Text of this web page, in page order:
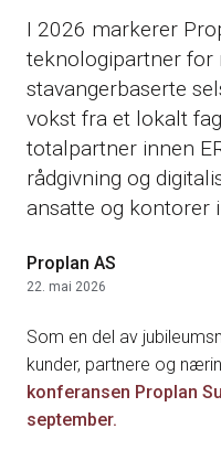
I 2026 markerer
teknologipartner
stavangerbaserte
vokst fra et lokalt
totalpartner innen
rådgivning og
ansatte og kontorer
Proplan AS
22. mai 2026
Som en del av
kunder, partnere og
konferansen Proplan
september.